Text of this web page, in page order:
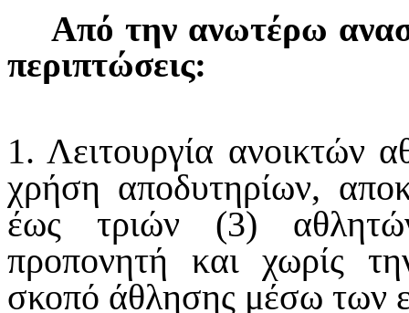
Από την ανωτέρω
περιπτώσεις:
1. Λειτουργία ανοικτών
χρήση αποδυτηρίων,
έως τριών (3)
προπονητή και χωρίς
σκοπό άθλησης μέσω των